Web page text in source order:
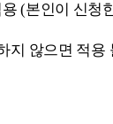
(본인이 신청
지 않으면 적용